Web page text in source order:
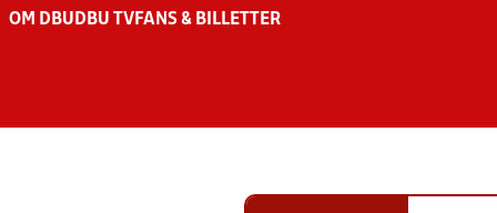
OM DBU DBU TV FANS & BILLETTER